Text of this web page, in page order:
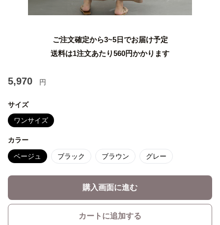
ご注文確定から3~5日でお届け予定
送料は1注文あたり560円かかります
5,970 円
サイズ
ワンサイズ
カラー
ベージュ ブラック ブラウン グレー
購入画面に進む
カートに追加する